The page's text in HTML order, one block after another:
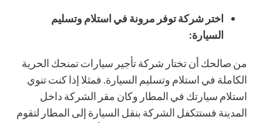
اختر شركة توفر مرونة في استلام وتسليم
السيارة:
من صالحك أن تختار شركة تأجير سيارات تمنحك الحرية
الكاملة في استلام وتسليم السيارة. فمثلا إذا كنت تنوي
استلام سيارتك في المطار وكان مقر الشركة داخل
المدينة فستتكفل الشركة بنقل السيارة إلى المطار لتقوم